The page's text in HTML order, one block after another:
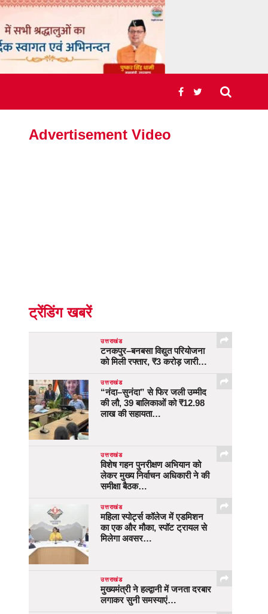
Advertisement Video
ट्रेंडिंग खबरें
उत्तराखंड
टनकपुर–बनबसा विद्युत परियोजना
को मिली रफ्तार, ₹3 करोड़ जारी…
उत्तराखंड
“नंदा–सुनंदा” से फिर जली उम्मीद
की लौ, 39 बालिकाओं को ₹12.98
लाख की सहायता…
उत्तराखंड
विशेष गहन पुनरीक्षण अभियान को
लेकर मुख्य निर्वाचन अधिकारी ने की
समीक्षा बैठक…
उत्तराखंड
महिला स्पोर्ट्स कॉलेज में एडमिशन
का एक और मौका, स्पॉट ट्रायल से
मिलेगा अवसर…
उत्तराखंड
मुख्यमंत्री ने हल्द्वानी में जनता दरबार
लगाकर सुनी समस्याएं…